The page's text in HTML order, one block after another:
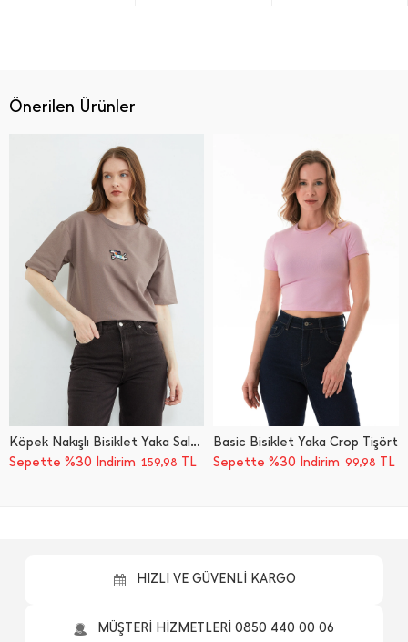
Önerilen Ürünler
Köpek Nakışlı Bisiklet Yaka Salaş Tişört
Sepette %30 İndirim 159,98 TL
Basic Bisiklet Yaka Crop Tişört
Sepette %30 İndirim 99,98 TL
HIZLI VE GÜVENLİ KARGO
MÜŞTERİ HİZMETLERİ 0850 440 00 06